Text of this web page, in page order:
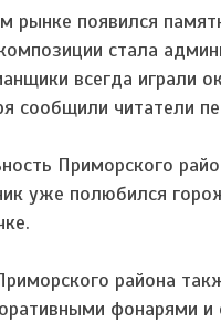
рынке появился
стала
всегда играли
сообщили читатели
Приморского
уже полюбился
района
фонарями